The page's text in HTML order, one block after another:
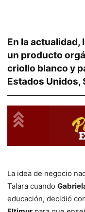
En la actualidad,
un producto
criollo blanco y
Estados Unidos,
La idea de negocio
Talara cuando
educación, decidió